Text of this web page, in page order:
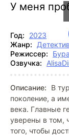
У меня
Год:
2023
Жанр:
Детектив
Режиссер:
Озвучка:
Описание:
В
поколение, а
века. Главные
уверены в том,
того, чтобы